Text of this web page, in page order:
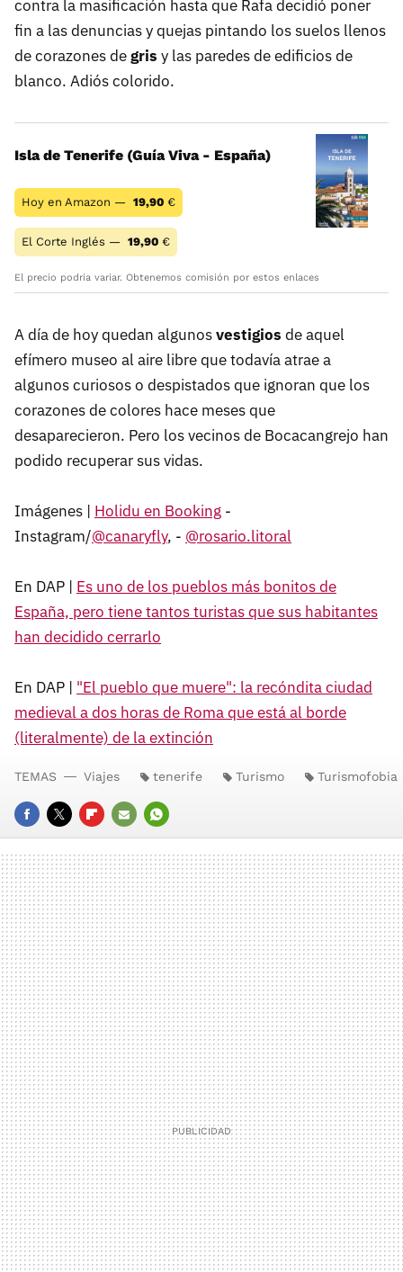
contra la masificación hasta que Rafa decidió poner
fin a las denuncias y quejas pintando los suelos llenos
de corazones degris y las paredes de edificios de
blanco. Adiós colorido.
Isla de Tenerife (Guía Viva - España)
Hoy en Amazon — 19,90 €
El Corte Inglés — 19,90 €
El precio podría variar. Obtenemos comisión por estos enlaces
A día de hoy quedan algunosvestigios de aquel
efímero museo al aire libre que todavía atrae a
algunos curiosos o despistados que ignoran que los
corazones de colores hace meses que
desaparecieron. Pero los vecinos de Bocacangrejo han
podido recuperar sus vidas.
Imágenes | Holidu en Booking -
Instagram/@canaryfly, - @rosario.litoral
En DAP | Es uno de los pueblos más bonitos de
España, pero tiene tantos turistas que sus habitantes
han decidido cerrarlo
En DAP | "El pueblo que muere": la recóndita ciudad
medieval a dos horas de Roma que está al borde
(literalmente) de la extinción
FACEBOOK
TWITTERFLIPBOARD
E-
MAIL
WHATSAPP
TEMAS Viajes tenerife Turismo Turismofobia